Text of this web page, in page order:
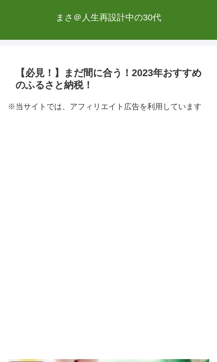
まさ＠人生再設計中の30代
【必見！】まだ間に合う！2023年おすすめ
のふるさと納税！
※当サイトでは、アフィリエイト広告を利用しています